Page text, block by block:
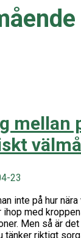
mellan
23
inte på hur
ihop med
Men så är
tänker riktigt